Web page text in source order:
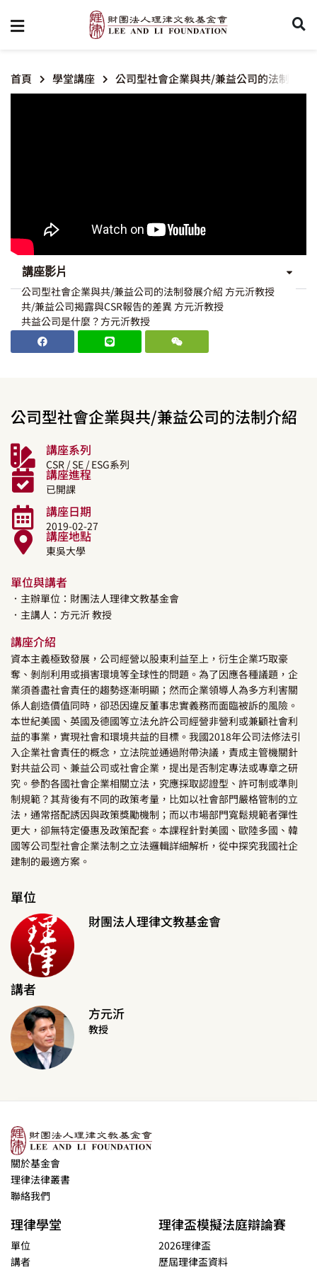
首頁 學堂講座 公司型社會企業與共/兼益公司的法制介紹
講座影片
公司型社會企業與共/兼益公司的法制發展介紹 方元沂教授
共/兼益公司揭露與CSR報告的差異 方元沂教授
共益公司是什麼？方元沂教授
公司型社會企業與共/兼益公司的法制介紹
講座系列
CSR / SE / ESG系列
講座進程
已開課
講座日期
2019-02-27
講座地點
東吳大學
單位與講者
．主辦單位：財團法人理律文教基金會
．主講人： 方元沂教授
講座介紹
資本主義極致發展，公司經營以股東利益至上，衍生企業巧取豪
奪、剝削利用或損害環境等全球性的問題。為了因應各種議題，企
業須善盡社會責任的趨勢逐漸明顯；然而企業領導人為多方利害關
係人創造價值同時，卻恐因違反董事忠實義務而面臨被訴的風險。
本世紀美國、英國及德國等立法允許公司經營非營利或兼顧社會利
益的事業，實現社會和環境共益的目標。我國2018年公司法修法引
入企業社會責任的概念，立法院並通過附帶決議，責成主管機關針
對共益公司、兼益公司或社會企業，提出是否制定專法或專章之研
究。參酌各國社會企業相關立法，究應採取認證型、許可制或準則
制規範？其背後有不同的政策考量，比如以社會部門嚴格管制的立
法，通常搭配誘因與政策獎勵機制；而以市場部門寬鬆規範者彈性
更大，卻無特定優惠及政策配套。本課程針對美國、歐陸多國、韓
國等公司型社會企業法制之立法邏輯詳細解析，從中探究我國社企
建制的最適方案。
單位
財團法人理律文教基金會
講者
方元沂
教授
關於基金會
理律法律叢書
聯絡我們
理律學堂
單位
講者
理律盃模擬法庭辯論賽
2026理律盃
歷屆理律盃資料